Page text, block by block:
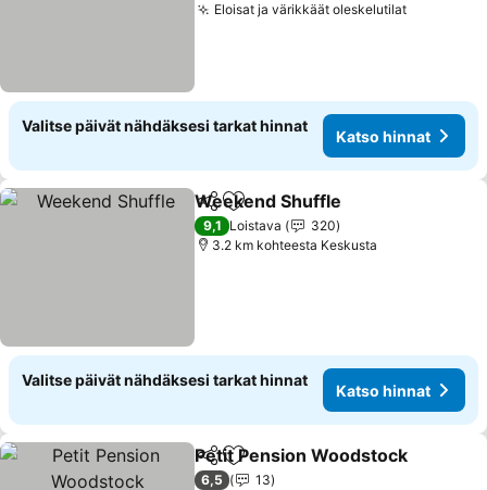
Eloisat ja värikkäät oleskelutilatKatso
Valitse päivät nähdäksesi tarkat hinnat
Katso hinnat
Jaa Lisää suosikkeihin
Weekend Shuffle
9,1 Loistava
320
3.2 km kohteesta Keskusta
Valitse päivät nähdäksesi tarkat hinnat
Katso hinnat
Jaa Lisää suosikkeihin
Petit Pension Woodstock
6,5
13